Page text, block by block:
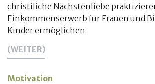
christiliche Nächstenliebe
Einkommenserwerb für Frauen und
Kinder ermöglichen
(WEITER)
Motivation